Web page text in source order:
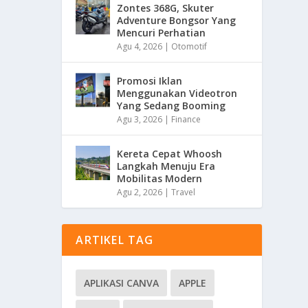
Zontes 368G, Skuter
Adventure Bongsor Yang
Mencuri Perhatian
Agu 4, 2026 | Otomotif
Promosi Iklan
Menggunakan Videotron
Yang Sedang Booming
Agu 3, 2026 | Finance
Kereta Cepat Whoosh
Langkah Menuju Era
Mobilitas Modern
Agu 2, 2026 |Travel
ARTIKEL TAG
APLIKASI CANVA APPLE